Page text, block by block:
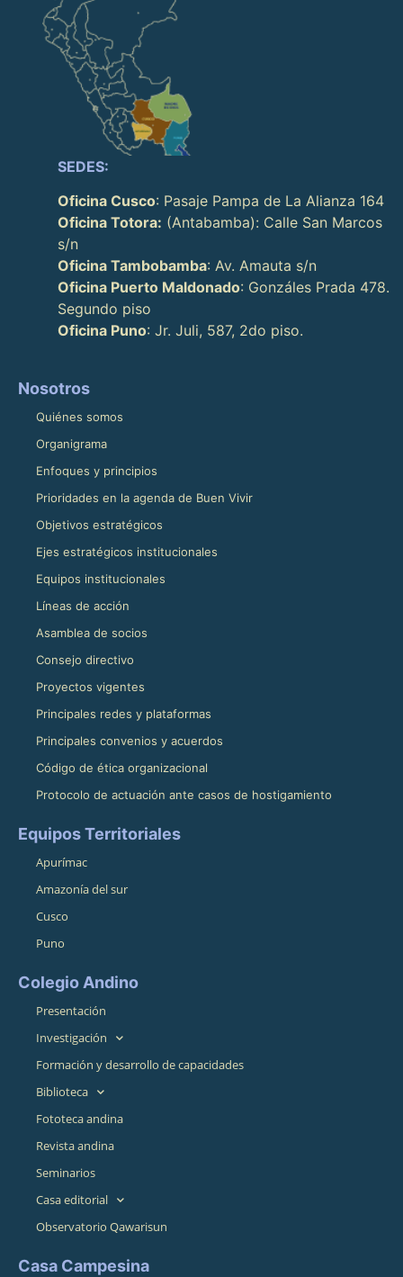
SEDES:
Oficina Cusco: Pasaje Pampa de La Alianza 164
Oficina Totora: (Antabamba): Calle San Marcos
s/n
Oficina Tambobamba: Av. Amauta s/n
Oficina Puerto Maldonado: Gonzáles Prada 478.
Segundo piso
Oficina Puno: Jr. Juli, 587, 2do piso.
Nosotros
Quiénes somos
Organigrama
Enfoques y principios
Prioridades en la agenda de Buen Vivir
Objetivos estratégicos
Ejes estratégicos institucionales
Equipos institucionales
Líneas de acción
Asamblea de socios
Consejo directivo
Proyectos vigentes
Principales redes y plataformas
Principales convenios y acuerdos
Código de ética organizacional
Protocolo de actuación ante casos de hostigamiento
Equipos Territoriales
Apurímac
Amazonía del sur
Cusco
Puno
Colegio Andino
Presentación
Investigación
Formación y desarrollo de capacidades
Biblioteca
Fototeca andina
Revista andina
Seminarios
Casa editorial
Observatorio Qawarisun
Casa Campesina